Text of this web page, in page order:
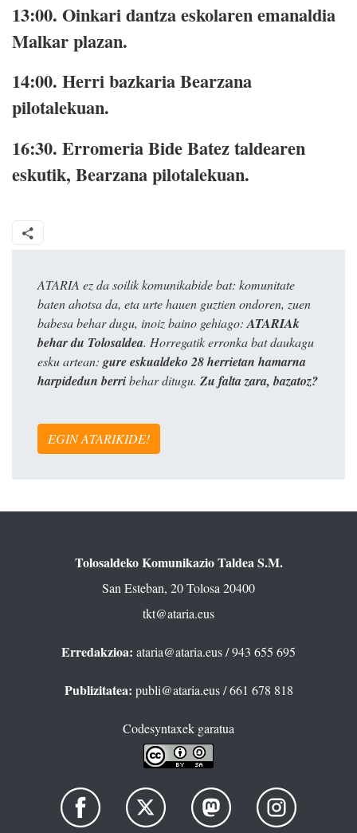
13:00. Oinkari dantza eskolaren emanaldia
Malkar plazan.
14:00. Herri bazkaria Bearzana
pilotalekuan.
16:30. Erromeria Bide Batez taldearen
eskutik, Bearzana pilotalekuan.
ATARIA ez da soilik komunikabide bat: komunitate
baten ahotsa da, eta urte hauen guztien ondoren, zuen
babesa behar dugu, inoiz baino gehiago:ATARIAk
behar du Tolosaldea. Horregatik erronka bat daukagu
esku artean: gure eskualdeko 28 herrietan hamarna
harpidedun berribehar ditugu. Zu falta zara, bazatoz?
EGIN ATARIKIDE!
Tolosaldeko Komunikazio Taldea S.M.
San Esteban, 20 Tolosa 20400
tkt@ataria.eus
Erredakzioa: ataria@ataria.eus/ 943 655 695
Publizitatea: publi@ataria.eus/ 661 678 818
Codesyntaxek garatua